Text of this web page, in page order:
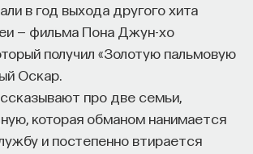
в год выхода другого хита
— фильма Пона Джун-хо
получил «Золотую пальмовую
Оскар.
про две семьи,
которая обманом нанимается
и постепенно втирается